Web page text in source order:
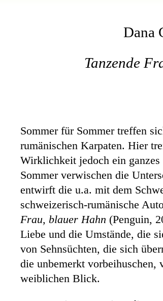
Dana
Tanzende
Sommer für Sommer treffen
rumänischen Karpaten. Hier
Wirklichkeit jedoch ein
Sommer verwischen die
entwirft die u.a. mit dem
schweizerisch-rumänische
Frau, blauer Hahn (Penguin,
Liebe und die Umstände, die
von Sehnsüchten, die sich
die unbemerkt vorbeihuschen,
weiblichen Blick.